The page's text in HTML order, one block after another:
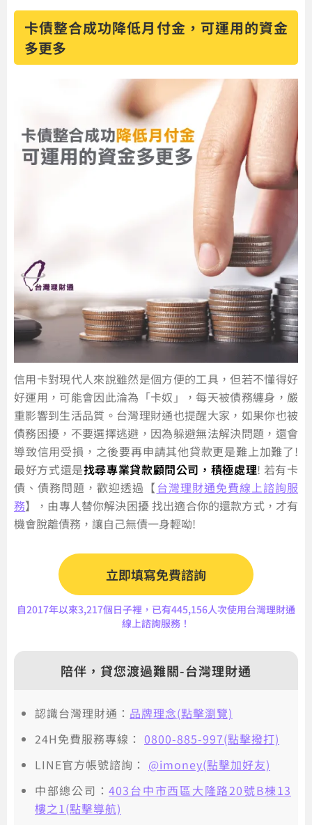
卡債整合成功降低月付金，可運用的資金
多更多
信用卡對現代人來說雖然是個方便的工具，但若不懂得好
好運用，可能會因此淪為「卡奴」，每天被債務纏身，嚴
重影響到生活品質。台灣理財通也提醒大家，如果你也被
債務困擾，不要選擇逃避，因為躲避無法解決問題，還會
導致信用受損，之後要再申請其他貸款更是難上加難了!
最好方式還是找尋專業貸款顧問公司，積極處理! 若有卡
債、債務問題，歡迎透過【台灣理財通免費線上諮詢服
務】，由專人替你解決困擾 找出適合你的還款方式，才有
機會脫離債務，讓自己無債一身輕呦!
立即填寫免費諮詢
自2017年以來3,217個日子裡，已有445,156人次使用台灣理財通
線上諮詢服務！
陪伴，貸您渡過難關-台灣理財通
認識台灣理財通： 品牌理念(點擊瀏覽)
24H免費服務專線： 0800-885-997(點擊撥打)
LINE官方帳號諮詢： @imoney(點擊加好友)
中部總公司：403台中市西區大隆路20號B棟13
樓之1(點擊導航)